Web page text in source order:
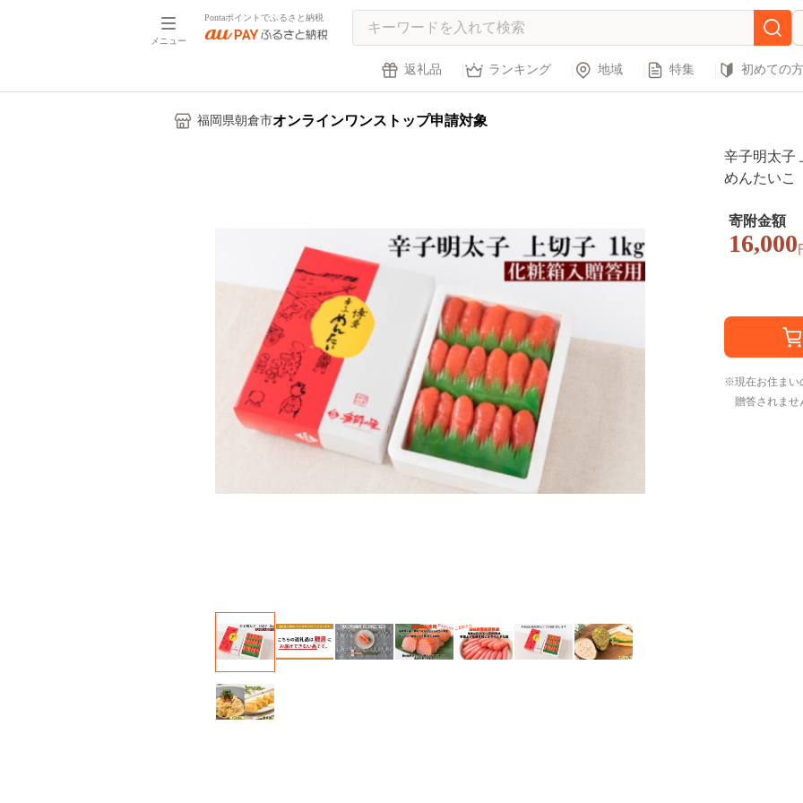
メニュー
Pontaポイントでふるさと納税
返礼品 ランキング 地域 特集 初めての方
福岡県朝倉市オンラインワンストップ申請対象
辛子明太子
めんたいこ
寄附金額
16,000
現在お住まい
贈答されませ